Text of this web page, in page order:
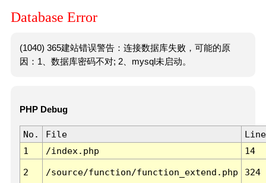
Database Error
(1040) 365建站错误警告：连接数据库失败，可能的原
因：1、数据库密码不对; 2、mysql未启动。
PHP Debug
No. File
Line
1
/index.php 14
2 /source/function/function_extend.php 324